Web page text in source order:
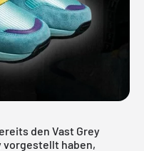
den Vast Grey
vorgestellt haben,